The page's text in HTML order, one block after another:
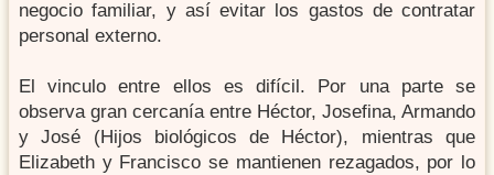
negocio familiar, y así evitar los gastos de contratar
personal externo.
El vinculo entre ellos es difícil. Por una parte se
observa gran cercanía entre Héctor, Josefina, Armando
y José (Hijos biológicos de Héctor), mientras que
Elizabeth y Francisco se mantienen rezagados, por lo